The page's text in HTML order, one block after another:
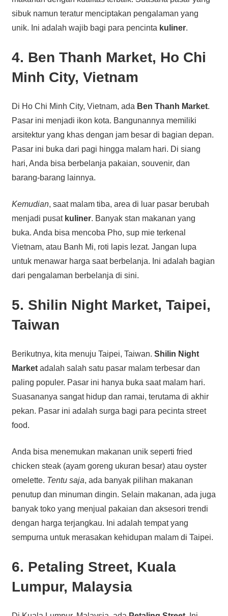
sibuk namun teratur menciptakan pengalaman yang
unik. Ini adalah wajib bagi para pencinta kuliner.
4. Ben Thanh Market, Ho Chi
Minh City, Vietnam
Di Ho Chi Minh City, Vietnam, ada Ben Thanh Market.
Pasar ini menjadi ikon kota. Bangunannya memiliki
arsitektur yang khas dengan jam besar di bagian depan.
Pasar ini buka dari pagi hingga malam hari. Di siang
hari, Anda bisa berbelanja pakaian, souvenir, dan
barang-barang lainnya.
Kemudian, saat malam tiba, area di luar pasar berubah
menjadi pusat kuliner. Banyak stan makanan yang
buka. Anda bisa mencoba Pho, sup mie terkenal
Vietnam, atau Banh Mi, roti lapis lezat. Jangan lupa
untuk menawar harga saat berbelanja. Ini adalah bagian
dari pengalaman berbelanja di sini.
5. Shilin Night Market, Taipei,
Taiwan
Berikutnya, kita menuju Taipei, Taiwan. Shilin Night
Marketadalah salah satu pasar malam terbesar dan
paling populer. Pasar ini hanya buka saat malam hari.
Suasananya sangat hidup dan ramai, terutama di akhir
pekan. Pasar ini adalah surga bagi para pecinta street
food.
Anda bisa menemukan makanan unik seperti fried
chicken steak (ayam goreng ukuran besar) atau oyster
omelette. Tentu saja, ada banyak pilihan makanan
penutup dan minuman dingin. Selain makanan, ada juga
banyak toko yang menjual pakaian dan aksesori trendi
dengan harga terjangkau. Ini adalah tempat yang
sempurna untuk merasakan kehidupan malam di Taipei.
6. Petaling Street, Kuala
Lumpur, Malaysia